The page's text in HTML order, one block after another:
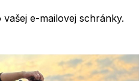
e-mailovej schránky.